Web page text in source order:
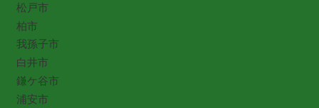
松戸市
柏市
我孫子市
白井市
鎌ケ谷市
浦安市